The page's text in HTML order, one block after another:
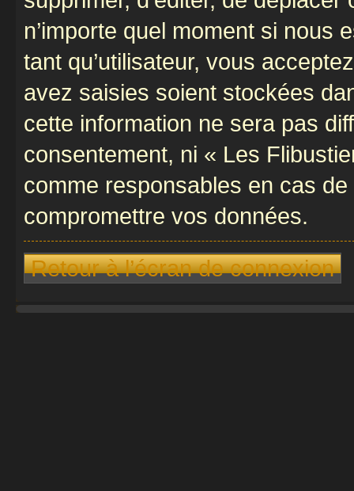
n’importe quel moment si nous
tant qu’utilisateur, vous
avez saisies soient stockées
cette information ne sera pas
consentement, ni « Les
comme responsables en cas
compromettre vos données.
Retour à l’écran de connexion